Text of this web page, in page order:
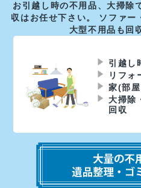
お引越し時の不用品、大掃除
収はお任せ下さい。 ソファー
大型不用品も回
引越し
リフォ
家(部
大掃除
回収